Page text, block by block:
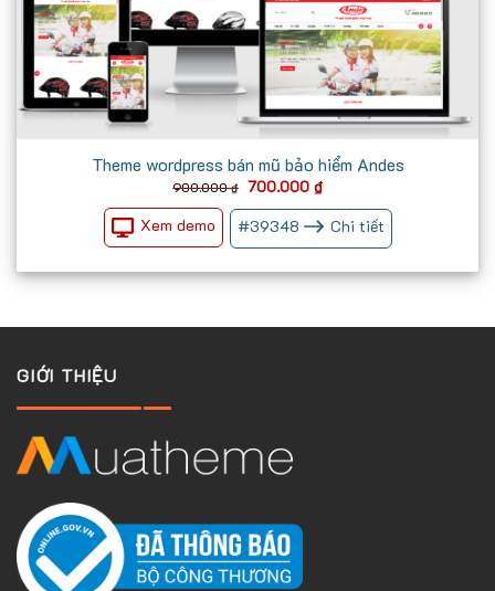
Theme wordpress bán mũ bảo hiểm Andes
900.000₫ Giá
là:
900.000 ₫.
700.000 ₫Giá
hiện
tại
là:
700.000 ₫.
Xem demo #39348 Chi tiết
GIỚI THIỆU